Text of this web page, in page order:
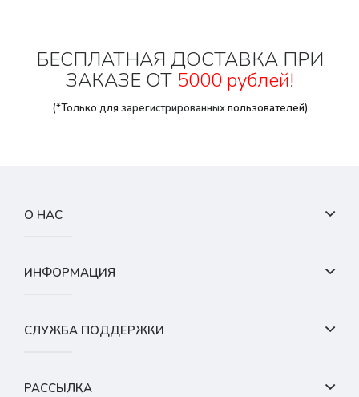
БЕСПЛАТНАЯ ДОСТАВКА ПРИ
ЗАКАЗЕ ОТ 5000 рублей!
(*Только для зарегистрированныхпользователей)
О НАС
ИНФОРМАЦИЯ
СЛУЖБА ПОДДЕРЖКИ
РАССЫЛКА